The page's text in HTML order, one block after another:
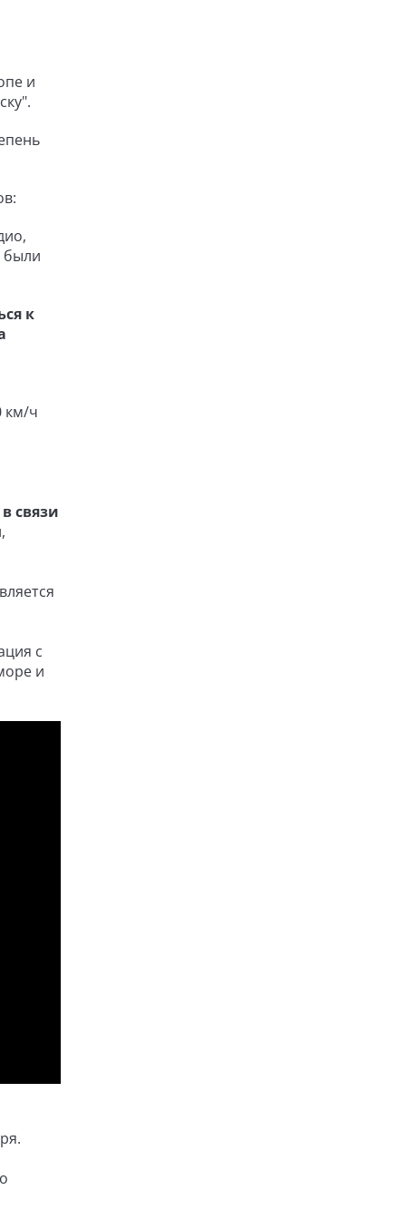
и
были
к
км/ч
связи
с
и